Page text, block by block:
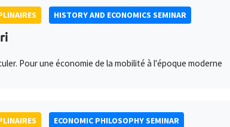
HISTORY AND ECONOMICS SEMINAR
Pour une économie de la mobilité à l'époque moderne
ECONOMIC PHILOSOPHY SEMINAR